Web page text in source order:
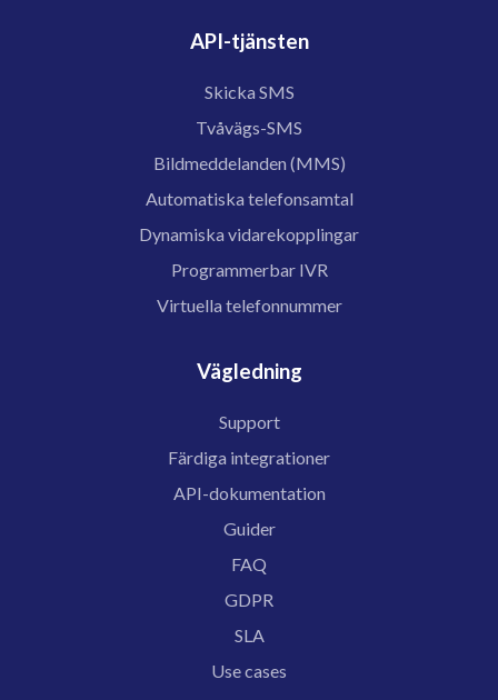
API-tjänsten
Skicka SMS
Tvåvägs-SMS
Bildmeddelanden (MMS)
Automatiska telefonsamtal
Dynamiska vidarekopplingar
Programmerbar IVR
Virtuella telefonnummer
Vägledning
Support
Färdiga integrationer
API-dokumentation
Guider
FAQ
GDPR
SLA
Use cases